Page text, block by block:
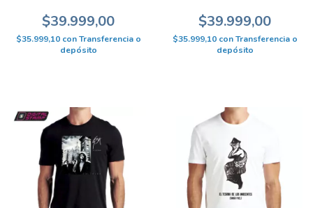
$39.999,00
$35.999,10 con Transferencia o
depósito
$39.999,00
$35.999,10 con Transferencia o
depósito